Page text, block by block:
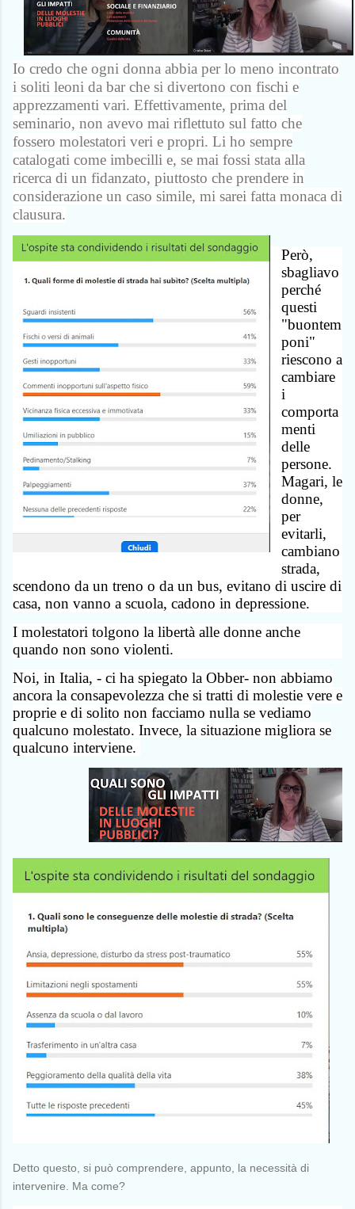
Io credo che ogni donna abbia per lo meno incontrato
i soliti leoni da bar che si divertono con fischi e
apprezzamenti vari. Effettivamente, prima del
seminario, non avevo mai riflettuto sul fatto che
fossero molestatori veri e propri. Li ho sempre
catalogati come imbecilli e, se mai fossi stata alla
ricerca di un fidanzato, piuttosto che prendere in
considerazione un caso simile, mi sarei fatta monaca di
clausura.
Però,
sbagliavo
perché
questi
"buontem
poni"
riescono a
cambiare
i
comporta
menti
delle
persone.
Magari, le
donne,
per
evitarli,
cambiano
strada,
scendono da un treno o da un bus, evitano di uscire di
casa, non vanno a scuola, cadono in depressione.
I molestatori tolgono la libertà alle donne anche
quando non sono violenti.
Noi, in Italia, - ci ha spiegato la Obber- non abbiamo
ancora la consapevolezza che si tratti di molestie vere e
proprie e di solito non facciamo nulla se vediamo
qualcuno molestato. Invece, la situazione migliora se
qualcuno interviene.
Detto questo, si può comprendere, appunto, la necessità di
intervenire. Ma come?